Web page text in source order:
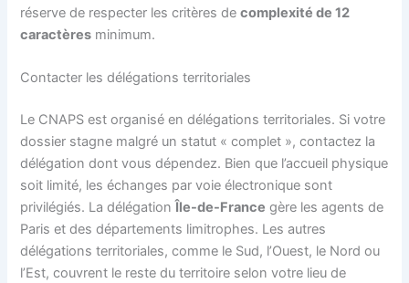
réserve de respecter les critères decomplexité de 12
caractères minimum.
Contacter les délégations territoriales
Le CNAPS est organisé en délégations territoriales. Si votre
dossier stagne malgré un statut « complet », contactez la
délégation dont vous dépendez. Bien que l’accueil physique
soit limité, les échanges par voie électronique sont
privilégiés. La délégationÎle-de-France gère les agents de
Paris et des départements limitrophes. Les autres
délégations territoriales, comme le Sud, l’Ouest, le Nord ou
l’Est, couvrent le reste du territoire selon votre lieu de